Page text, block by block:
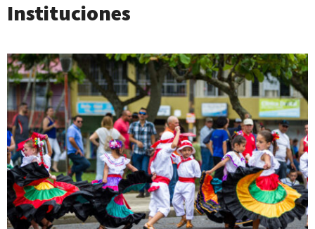
Instituciones